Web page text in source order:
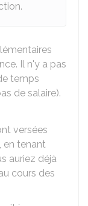
Il n'y a pas
temps
de salaire).
versées
en tenant
auriez déjà
cours des